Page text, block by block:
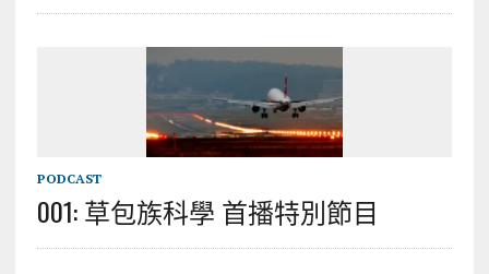
PODCAST
001: 草包族科學 首播特別節目